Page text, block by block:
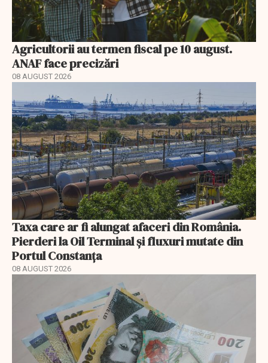
Agricultorii au termen fiscal pe 10 august.
ANAF face precizări
08 AUGUST 2026
Taxa care ar fi alungat afaceri din România.
Pierderi la Oil Terminal și fluxuri mutate din
Portul Constanța
08 AUGUST 2026